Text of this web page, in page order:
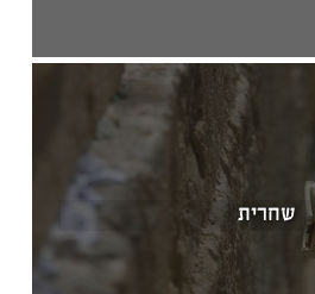
שחרית